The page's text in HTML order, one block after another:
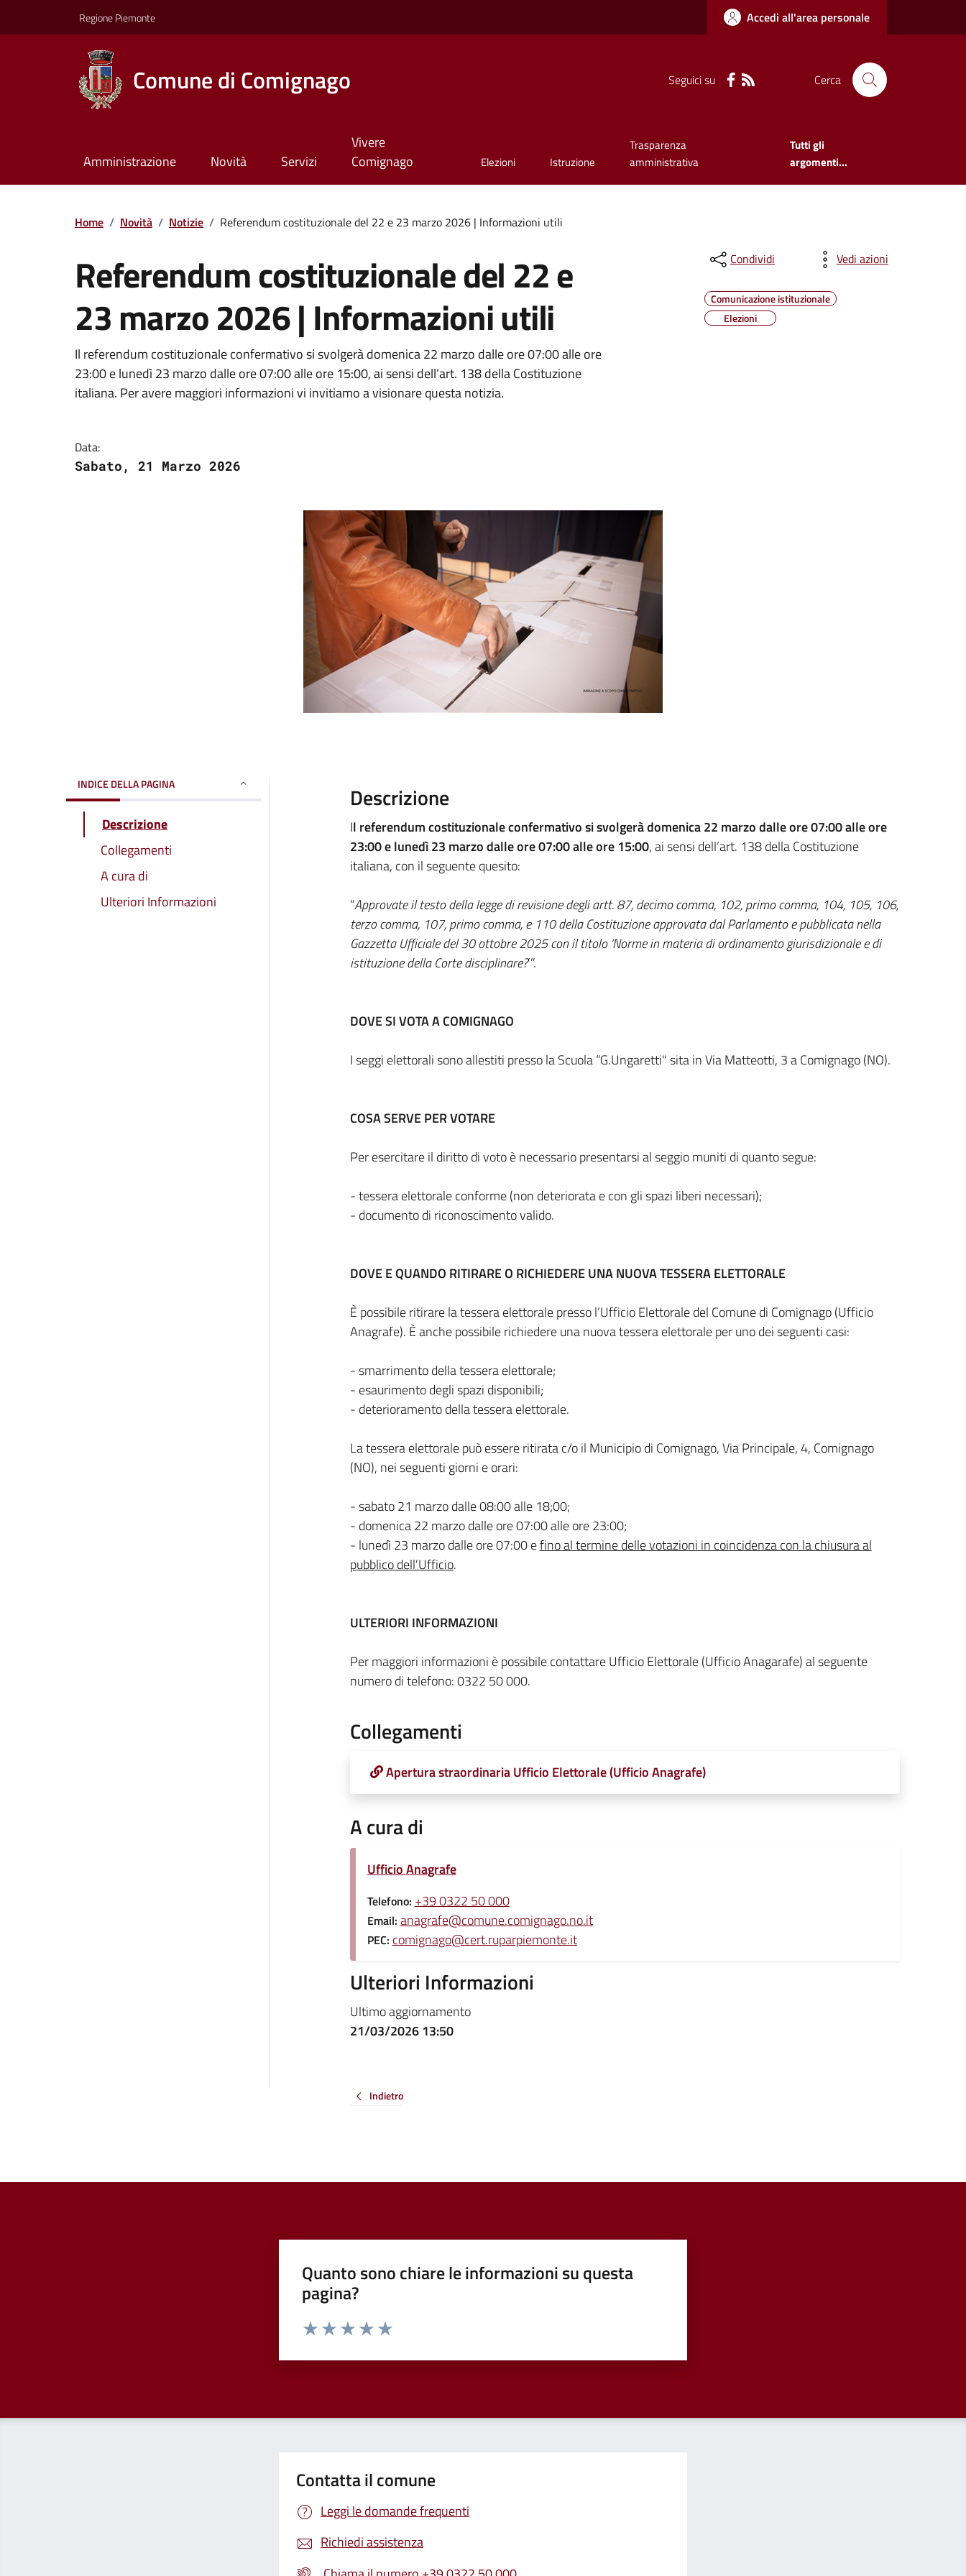
Regione Piemonte Accedi all'area personale
Comune di Comignago Seguici su Cerca
Amministrazione Novità Servizi
Vivere
Comignago
Elezioni Istruzione
Trasparenza
amministrativa
Tutti gli
argomenti...
Home / Novità / Notizie / Referendum costituzionale del 22 e 23 marzo 2026 | Informazioni utili
Referendum costituzionale del 22 e
23 marzo 2026 | Informazioni utili
Il referendum costituzionale confermativo si svolgerà domenica 22 marzo dalle ore 07:00 alle ore
23:00 e lunedì 23 marzo dalle ore 07:00 alle ore 15:00, ai sensi dell’art. 138 della Costituzione
italiana. Per avere maggiori informazioni vi invitiamo a visionare questa notizia.
Data:
Sabato, 21 Marzo 2026
Condividi Vedi azioni
Comunicazione istituzionale
Elezioni
INDICE DELLA PAGINA
Descrizione
Collegamenti
A cura di
Ulteriori Informazioni
Descrizione
Il referendum costituzionale confermativo si svolgerà domenica 22 marzo dalle ore 07:00 alle ore
23:00 e lunedì 23 marzo dalle ore 07:00 alle ore 15:00, ai sensi dell’art. 138 della Costituzione
italiana, con il seguente quesito:
“Approvate il testo della legge di revisione degli artt. 87, decimo comma, 102, primo comma, 104, 105, 106,
terzo comma, 107, primo comma, e 110 della Costituzione approvata dal Parlamento e pubblicata nella
Gazzetta Ufficiale del 30 ottobre 2025 con il titolo ‘Norme in materia di ordinamento giurisdizionale e di
istituzione della Corte disciplinare?’”.
DOVE SI VOTA A COMIGNAGO
I seggi elettorali sono allestiti presso la Scuola “G.Ungaretti" sita in Via Matteotti, 3 a Comignago (NO).
COSA SERVE PER VOTARE
Per esercitare il diritto di voto è necessario presentarsi al seggio muniti di quanto segue:
- tessera elettorale conforme (non deteriorata e con gli spazi liberi necessari);
- documento di riconoscimento valido.
DOVE E QUANDO RITIRARE O RICHIEDERE UNA NUOVA TESSERA ELETTORALE
È possibile ritirare la tessera elettorale presso l’Ufficio Elettorale del Comune di Comignago (Ufficio
Anagrafe). È anche possibile richiedere una nuova tessera elettorale per uno dei seguenti casi:
- smarrimento della tessera elettorale;
- esaurimento degli spazi disponibili;
- deterioramento della tessera elettorale.
La tessera elettorale può essere ritirata c/o il Municipio di Comignago, Via Principale, 4, Comignago
(NO), nei seguenti giorni e orari:
- sabato 21 marzo dalle 08:00 alle 18;00;
- domenica 22 marzo dalle ore 07:00 alle ore 23:00;
- lunedì 23 marzo dalle ore 07:00 efino al termine delle votazioni in coincidenza con la chiusura al
pubblico dell'Ufficio.
ULTERIORI INFORMAZIONI
Per maggiori informazioni è possibile contattare Ufficio Elettorale (Ufficio Anagarafe) al seguente
numero di telefono: 0322 50 000.
Collegamenti
Apertura straordinaria Ufficio Elettorale (Ufficio Anagrafe)
A cura di
Ufficio Anagrafe
Telefono: +39 0322 50 000
Email: anagrafe@comune.comignago.no.it
PEC: comignago@cert.ruparpiemonte.it
Ulteriori Informazioni
Ultimo aggiornamento
21/03/2026 13:50
Indietro
Quanto sono chiare le informazioni su questa
pagina?
Valuta da 1 a 5 stelle la pagina
Contatta il comune
Leggi le domande frequenti
Richiedi assistenza